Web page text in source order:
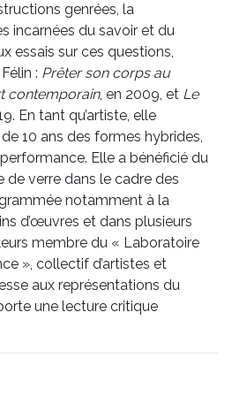
genrées, la
incarnées du savoir et du
essais sur ces questions,
: Prêter son corps au
contemporain, en 2009, et Le
En tant qu’artiste, elle
10 ans des formes hybrides,
Elle a bénéficié du
de verre dans le cadre des
notamment à la
d’œuvres et dans plusieurs
membre du « Laboratoire
», collectif d’artistes et
aux représentations du
une lecture critique